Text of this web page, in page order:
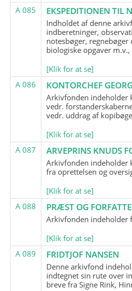
A 085
EKSPEDITIONEN TIL
Indholdet af denne
indberetninger,
notesbøger,
biologiske opgaver
[Klik for at se]
A 086
KONTORCHEF
Arkivfonden indeholder
vedr.
vedr. uddrag af
[Klik for at se]
A 087
ARVEPRINS KNUDS
Arkivfonden indeholder
fra oprettelsen og
[Klik for at se]
A 088
PRÆST OG
Arkivfonden indeholder
[Klik for at se]
A 089
FRIDTJOF NANSEN
Denne arkivfond
indtegnet sin rute over
breve fra Signe Rink,